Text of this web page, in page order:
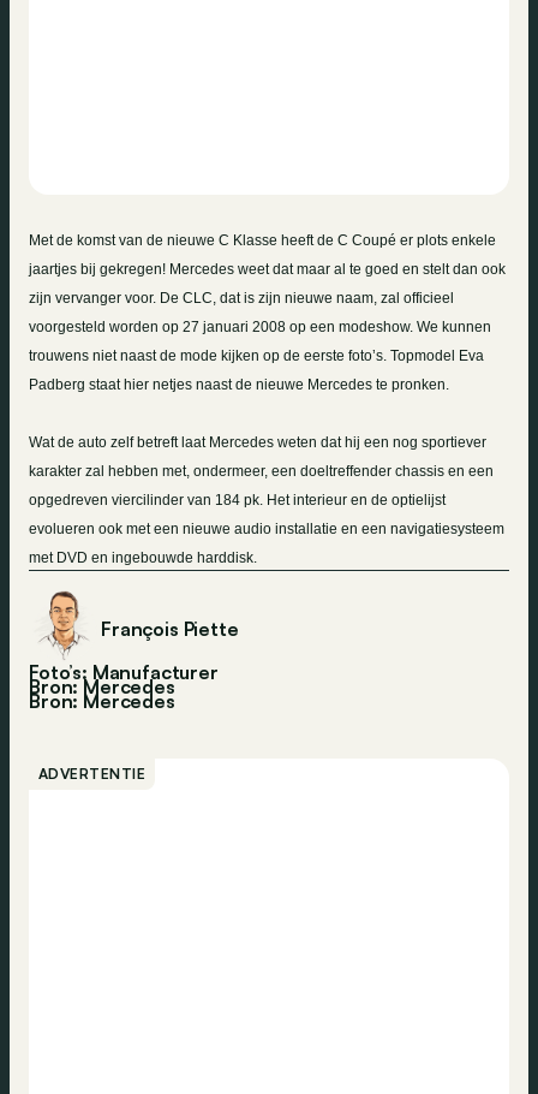
Met de komst van de nieuwe C Klasse heeft de C Coupé er plots enkele
jaartjes bij gekregen! Mercedes weet dat maar al te goed en stelt dan ook
zijn vervanger voor. De CLC, dat is zijn nieuwe naam, zal officieel
voorgesteld worden op 27 januari 2008 op een modeshow. We kunnen
trouwens niet naast de mode kijken op de eerste foto’s. Topmodel Eva
Padberg staat hier netjes naast de nieuwe Mercedes te pronken.
Wat de auto zelf betreft laat Mercedes weten dat hij een nog sportiever
karakter zal hebben met, ondermeer, een doeltreffender chassis en een
opgedreven viercilinder van 184 pk. Het interieur en de optielijst
evolueren ook met een nieuwe audio installatie en een navigatiesysteem
met DVD en ingebouwde harddisk.
François Piette
Foto’s: Manufacturer
Bron: Mercedes
Bron: Mercedes
ADVERTENTIE